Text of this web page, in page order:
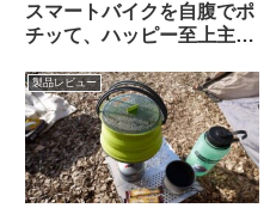
スマートバイクを自腹でポ
チッて、ハッピー至上主
製品レビュー